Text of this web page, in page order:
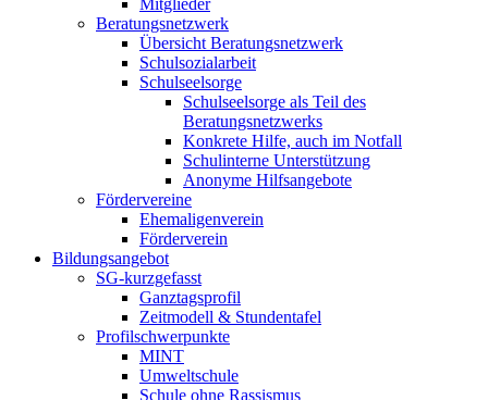
Mitglieder
Beratungsnetzwerk
Übersicht Beratungsnetzwerk
Schulsozialarbeit
Schulseelsorge
Schulseelsorge als Teil des
Beratungsnetzwerks
Konkrete Hilfe, auch im Notfall
Schulinterne Unterstützung
Anonyme Hilfsangebote
Fördervereine
Ehemaligenverein
Förderverein
Bildungsangebot
SG-kurzgefasst
Ganztagsprofil
Zeitmodell & Stundentafel
Profilschwerpunkte
MINT
Umweltschule
Schule ohne Rassismus